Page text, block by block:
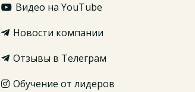
Видео на YouTube
Новости компании
Отзывы в Телеграм
Обучение от лидеров